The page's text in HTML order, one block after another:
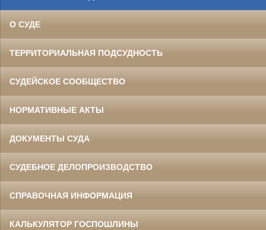
О СУДЕ
ТЕРРИТОРИАЛЬНАЯ ПОДСУДНОСТЬ
СУДЕЙСКОЕ СООБЩЕСТВО
НОРМАТИВНЫЕ АКТЫ
ДОКУМЕНТЫ СУДА
СУДЕБНОЕ ДЕЛОПРОИЗВОДСТВО
СПРАВОЧНАЯ ИНФОРМАЦИЯ
КАЛЬКУЛЯТОР ГОСПОШЛИНЫ